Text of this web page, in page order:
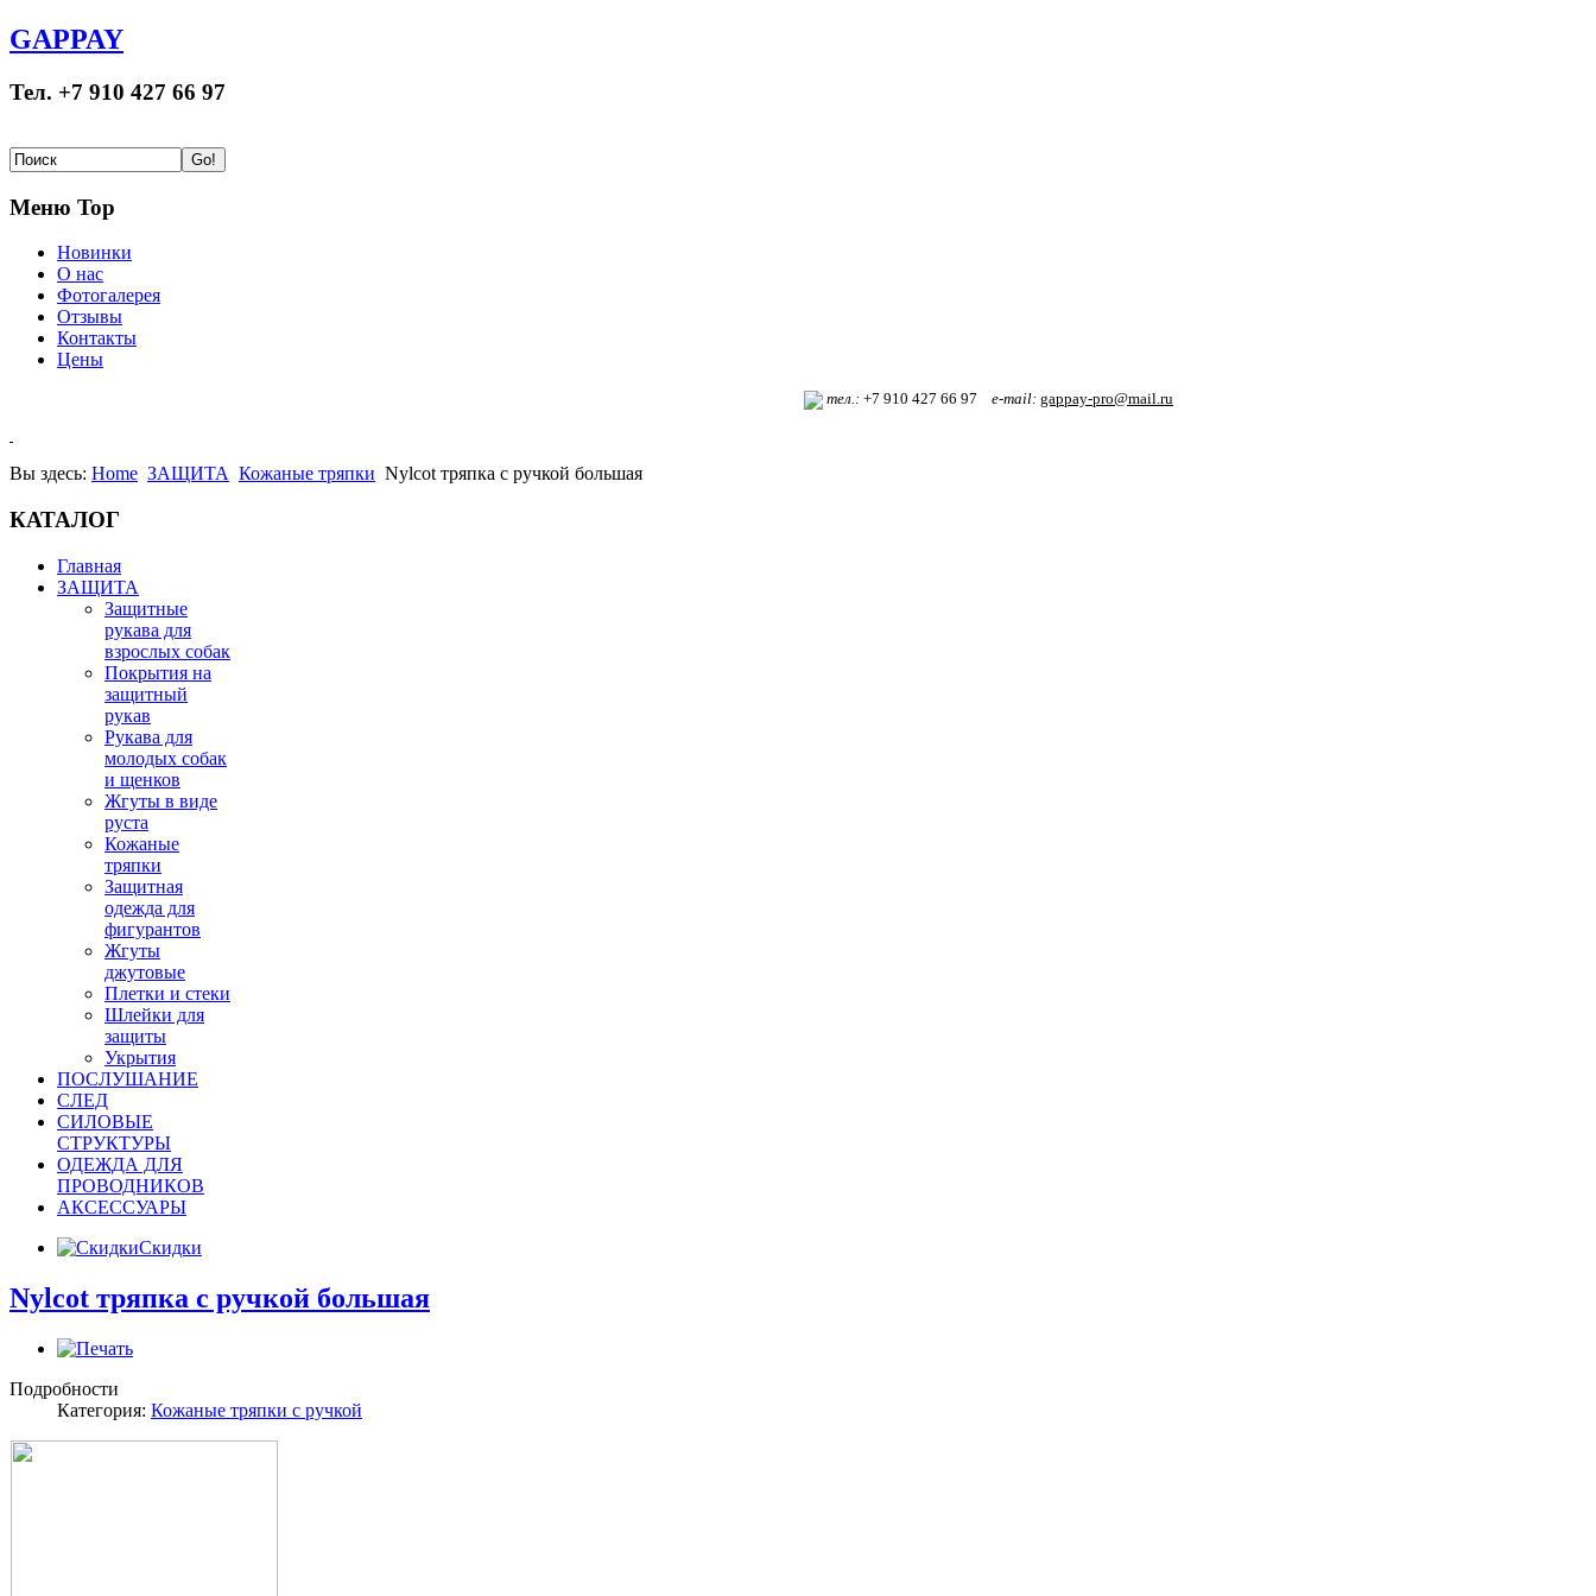
GAPPAY
Тел. +7 910 427 66 97
Меню Top
Новинки
О нас
Фотогалерея
Отзывы
Контакты
Цены
тел.: +7 910 427 66 97 e-mail: gappay-pro@mail.ru
Вы здесь: Home ЗАЩИТА Кожаные тряпки Nylcot тряпка с ручкой большая
КАТАЛОГ
Главная
ЗАЩИТА
Защитные
рукава для
взрослых собак
Покрытия на
защитный
рукав
Рукава для
молодых собак
и щенков
Жгуты в виде
руста
Кожаные
тряпки
Защитная
одежда для
фигурантов
Жгуты
джутовые
Плетки и стеки
Шлейки для
защиты
Укрытия
ПОСЛУШАНИЕ
СЛЕД
СИЛОВЫЕ
СТРУКТУРЫ
ОДЕЖДА ДЛЯ
ПРОВОДНИКОВ
АКСЕССУАРЫ
Скидки
Nylcot тряпка с ручкой большая
Подробности
Категория: Кожаные тряпки с ручкой